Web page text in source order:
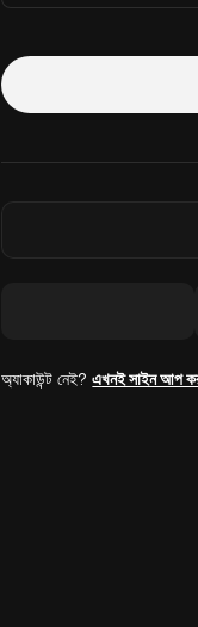
অ্যাকাউন্ট নেই?এখনই সাইন আপ